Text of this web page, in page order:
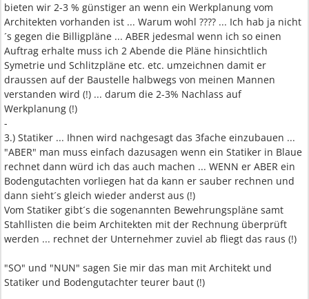
bieten wir 2-3 % günstiger an wenn ein Werkplanung vom
Architekten vorhanden ist ... Warum wohl ???? ... Ich hab ja nicht
´s gegen die Billigpläne ... ABER jedesmal wenn ich so einen
Auftrag erhalte muss ich 2 Abende die Pläne hinsichtlich
Symetrie und Schlitzpläne etc. etc. umzeichnen damit er
draussen auf der Baustelle halbwegs von meinen Mannen
verstanden wird (!) ... darum die 2-3% Nachlass auf
Werkplanung (!)
-
3.) Statiker ... Ihnen wird nachgesagt das 3fache einzubauen ...
"ABER" man muss einfach dazusagen wenn ein Statiker in Blaue
rechnet dann würd ich das auch machen ... WENN er ABER ein
Bodengutachten vorliegen hat da kann er sauber rechnen und
dann sieht´s gleich wieder anderst aus (!)
Vom Statiker gibt´s die sogenannten Bewehrungspläne samt
Stahllisten die beim Architekten mit der Rechnung überprüft
werden ... rechnet der Unternehmer zuviel ab fliegt das raus (!)
"SO" und "NUN" sagen Sie mir das man mit Architekt und
Statiker und Bodengutachter teurer baut (!)